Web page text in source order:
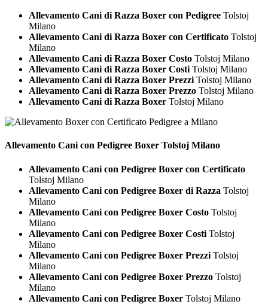
Allevamento Cani di Razza Boxer con Pedigree Tolstoj
Milano
Allevamento Cani di Razza Boxer con Certificato Tolstoj
Milano
Allevamento Cani di Razza Boxer Costo Tolstoj Milano
Allevamento Cani di Razza Boxer Costi Tolstoj Milano
Allevamento Cani di Razza Boxer Prezzi Tolstoj Milano
Allevamento Cani di Razza Boxer Prezzo Tolstoj Milano
Allevamento Cani di Razza Boxer Tolstoj Milano
Allevamento Cani con Pedigree Boxer Tolstoj Milano
Allevamento Cani con Pedigree Boxer con Certificato
Tolstoj Milano
Allevamento Cani con Pedigree Boxer di Razza Tolstoj
Milano
Allevamento Cani con Pedigree Boxer Costo Tolstoj
Milano
Allevamento Cani con Pedigree Boxer Costi Tolstoj
Milano
Allevamento Cani con Pedigree Boxer Prezzi Tolstoj
Milano
Allevamento Cani con Pedigree Boxer Prezzo Tolstoj
Milano
Allevamento Cani con Pedigree Boxer Tolstoj Milano